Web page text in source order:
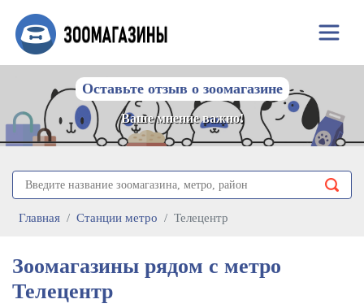
Оставьте отзыв о зоомагазине
Ваше мнение важно!
Главная Станции метро Телецентр
Зоомагазины рядом с метро
Телецентр